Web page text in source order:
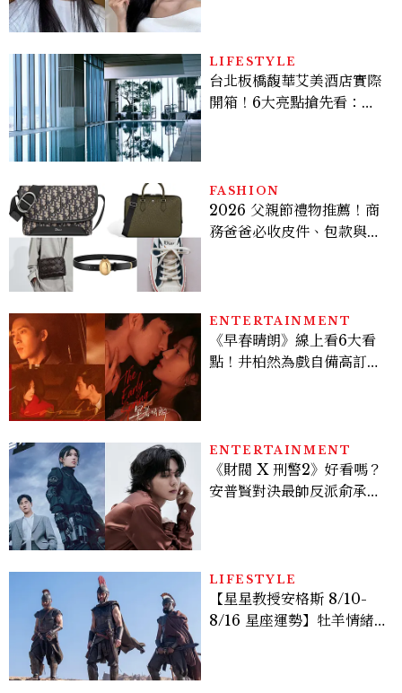
LIFESTYLE
台北板橋馥華艾美酒店實際
開箱！6大亮點搶先看：新
FASHION
2026 父親節禮物推薦！商
務爸爸必收皮件、包款與鞋
ENTERTAINMENT
《早春晴朗》線上看6大看
點！井柏然為戲自備高訂，
ENTERTAINMENT
《財閥 X 刑警2》好看嗎？
安普賢對決最帥反派俞承
多大？
LIFESTYLE
【星星教授安格斯 8/10-
8/16 星座運勢】牡羊情緒